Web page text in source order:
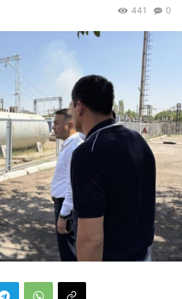
0
441